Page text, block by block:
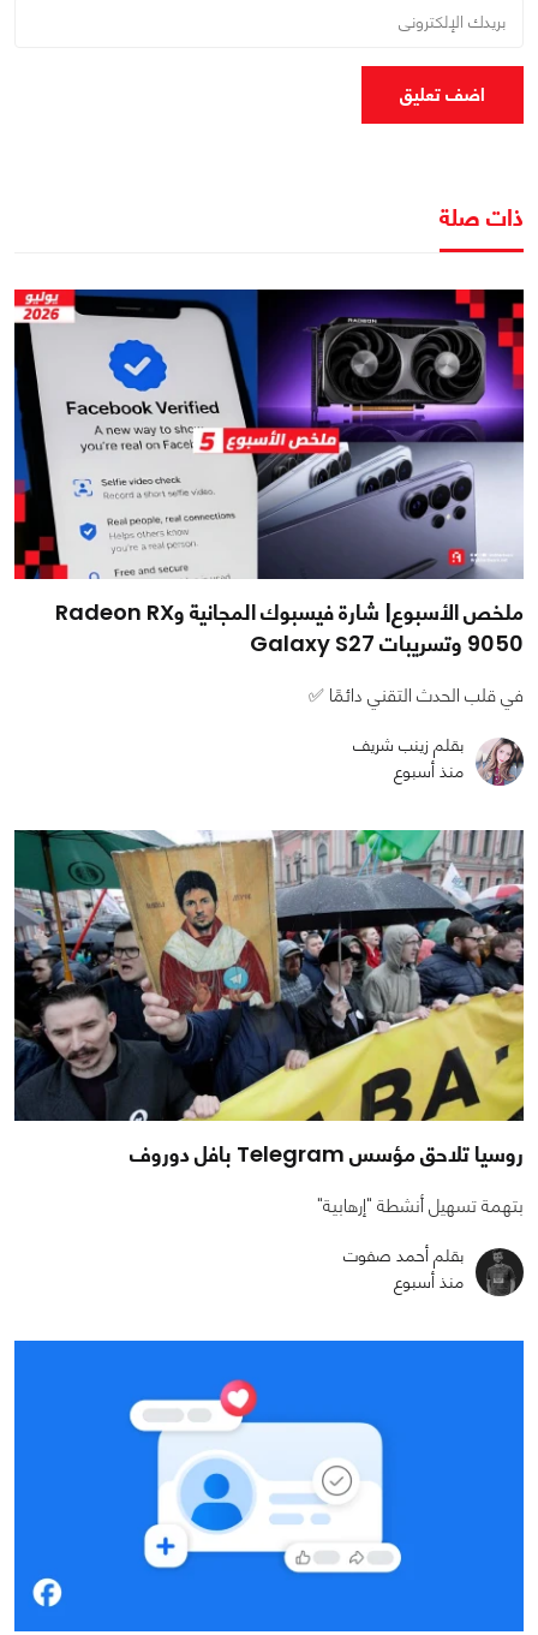
اضف تعليق
ذات صلة
ملخص الأسبوع| شارة فيسبوك المجانية وRadeon RX
9050 وتسريبات Galaxy S27
في قلب الحدث التقني دائمًا ✅
بقلم زينب شريف
منذ أسبوع
روسيا تلاحق مؤسس Telegram بافل دوروف
بتهمة تسهيل أنشطة "إرهابية"
بقلم أحمد صفوت
منذ أسبوع